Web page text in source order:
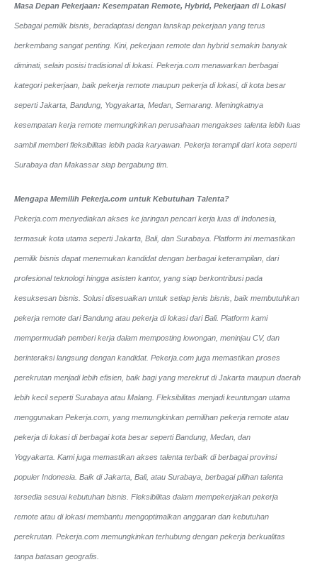
Masa Depan Pekerjaan: Kesempatan Remote, Hybrid, Pekerjaan di Lokasi
Sebagai pemilik bisnis, beradaptasi dengan lanskap pekerjaan yang terus
berkembang sangat penting. Kini, pekerjaan remote dan hybrid semakin banyak
diminati, selain posisi tradisional di lokasi. Pekerja.com menawarkan berbagai
kategori pekerjaan, baik pekerja remote maupun pekerja di lokasi, di kota besar
seperti Jakarta, Bandung, Yogyakarta, Medan, Semarang. Meningkatnya
kesempatan kerja remote memungkinkan perusahaan mengakses talenta lebih luas
sambil memberi fleksibilitas lebih pada karyawan. Pekerja terampil dari kota seperti
Surabaya dan Makassar siap bergabung tim.
Mengapa Memilih Pekerja.com untuk Kebutuhan Talenta?
Pekerja.com menyediakan akses ke jaringan pencari kerja luas di Indonesia,
termasuk kota utama seperti Jakarta, Bali, dan Surabaya. Platform ini memastikan
pemilik bisnis dapat menemukan kandidat dengan berbagai keterampilan, dari
profesional teknologi hingga asisten kantor, yang siap berkontribusi pada
kesuksesan bisnis. Solusi disesuaikan untuk setiap jenis bisnis, baik membutuhkan
pekerja remote dari Bandung atau pekerja di lokasi dari Bali. Platform kami
mempermudah pemberi kerja dalam memposting lowongan, meninjau CV, dan
berinteraksi langsung dengan kandidat. Pekerja.com juga memastikan proses
perekrutan menjadi lebih efisien, baik bagi yang merekrut di Jakarta maupun daerah
lebih kecil seperti Surabaya atau Malang. Fleksibilitas menjadi keuntungan utama
menggunakan Pekerja.com, yang memungkinkan pemilihan pekerja remote atau
pekerja di lokasi di berbagai kota besar seperti Bandung, Medan, dan
Yogyakarta. Kami juga memastikan akses talenta terbaik di berbagai provinsi
populer Indonesia. Baik di Jakarta, Bali, atau Surabaya, berbagai pilihan talenta
tersedia sesuai kebutuhan bisnis. Fleksibilitas dalam mempekerjakan pekerja
remote atau di lokasi membantu mengoptimalkan anggaran dan kebutuhan
perekrutan. Pekerja.com memungkinkan terhubung dengan pekerja berkualitas
tanpa batasan geografis.